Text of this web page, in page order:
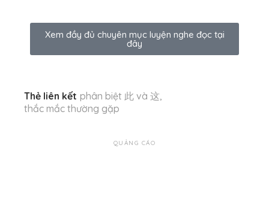
Xem đầy đủ chuyên mục luyện nghe đọc tại
đây
Thẻ liên kết phân biệt 此 và 这,
thắc mắc thường gặp
QUẢNG CÁO